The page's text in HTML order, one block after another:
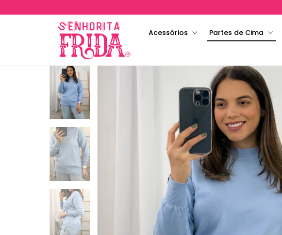
Acessórios Partes de Cima